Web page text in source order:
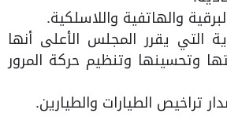
والهاتفية واللاسلكية.
التي يقرر المجلس الأعلى أنها
وتحسينها وتنظيم حركة المرور
تراخيص الطيارات والطيارين.